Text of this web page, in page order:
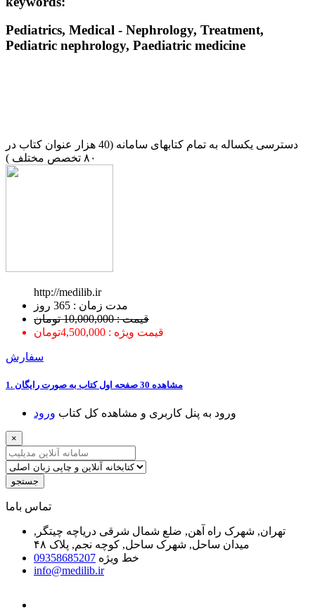
Pediatrics, Medical - Nephrology, Treatment,
Pediatric nephrology, Paediatric medicine
دسترسی یکساله به تمام کتابهای سامانه (40 هزار عنوان کتاب در
۸۰ تخصص مختلف )
http://medilib.ir
ﻣﺪﺕ ﺯﻣﺎﻥ : 365 ﺭﻭﺯ
قیمت : 10,000,000 تومان
قیمت ویژه : 4,500,000تومان
سفارش
1. ﻣﺸﺎﻫﺪﻩ 30 ﺻﻔﺤﻪ اﻭﻝ ﮐﺘﺎﺏ ﺑﻪ ﺻﻮﺭﺕ ﺭاﯾﮕﺎﻥ
ﻭﺭﻭﺩ ﺑﻪ ﭘﻨﻞ ﮐﺎﺭﺑﺮﯼ ﻭ ﻣﺸﺎﻫﺪﻩ ﮐﻞ ﮐﺘﺎﺏ ﻭﺭﻭﺩ
×
جستجو
ﺗﻤﺎﺱ ﺑﺎﻣﺎ
تهران, شهرک راه آهن, ضلع شمال شرقی دریاچه چیتگر,
میدان ساحل, شهرک ساحل, کوچه نجم, پلاک ۴۸
خط ویژه 09358685207
info@medilib.ir